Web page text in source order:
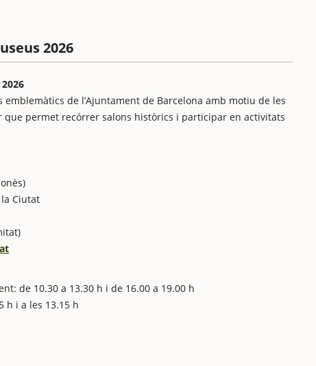
2026
de l’Ajuntament de Barcelona amb motiu de les
permet recórrer salons històrics i participar en activitats
Ciutat
de 10.30 a 13.30 h i de 16.00 a 19.00 h
h i a les 13.15 h